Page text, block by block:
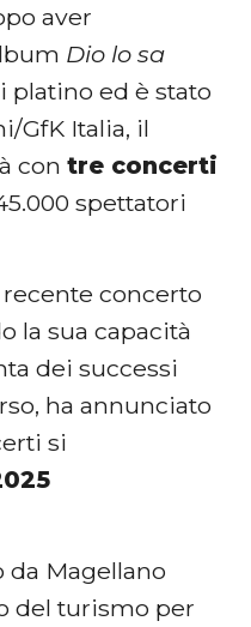
aver
Dio lo sa
platino ed è stato
GfK Italia, il
contre concerti
spettatori
concerto
la sua capacità
dei successi
ha annunciato
si
Magellano
del turismo per